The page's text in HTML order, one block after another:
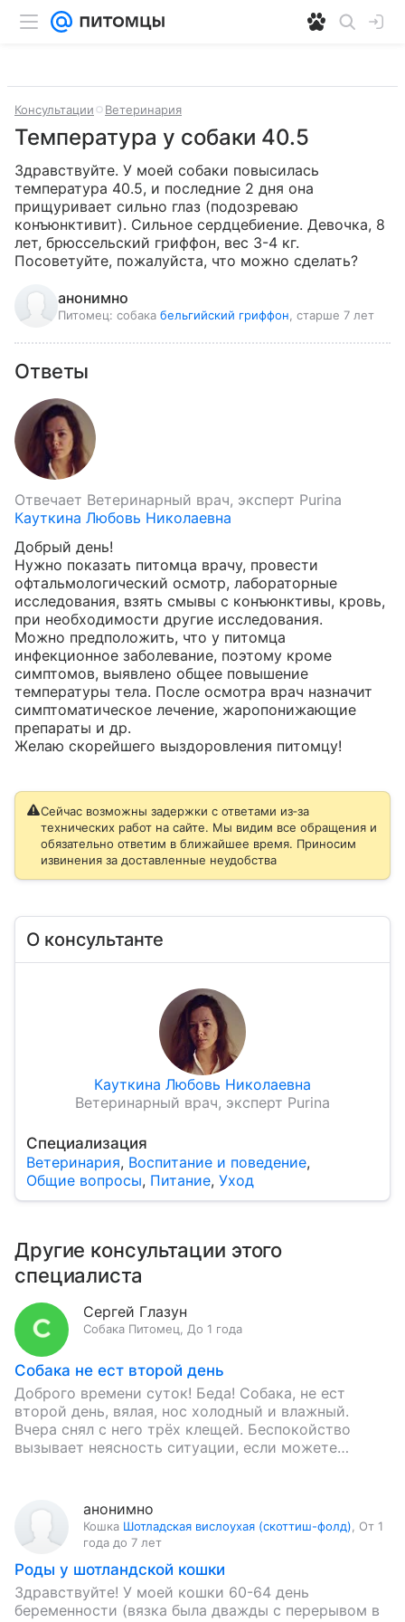
Консультации Ветеринария
Температура у собаки 40.5
Здравствуйте. У моей собаки повысилась
температура 40.5, и последние 2 дня она
прищуривает сильно глаз (подозреваю
конъюнктивит). Сильное сердцебиение. Девочка, 8
лет, брюссельский гриффон, вес 3-4 кг.
Посоветуйте, пожалуйста, что можно сделать?
анонимно
Питомец: собака бельгийский гриффон , старше 7 лет
Ответы
Отвечает Ветеринарный врач, эксперт Purina
Кауткина Любовь Николаевна
Добрый день!
Нужно показать питомца врачу, провести
офтальмологический осмотр, лабораторные
исследования, взять смывы с конъюнктивы, кровь,
при необходимости другие исследования.
Можно предположить, что у питомца
инфекционное заболевание, поэтому кроме
симптомов, выявлено общее повышение
температуры тела. После осмотра врач назначит
симптоматическое лечение, жаропонижающие
препараты и др.
Желаю скорейшего выздоровления питомцу!
Сейчас возможны задержки с ответами из‑за
технических работ на сайте. Мы видим все обращения и
обязательно ответим в ближайшее время. Приносим
извинения за доставленные неудобства
О консультанте
Кауткина Любовь Николаевна
Ветеринарный врач, эксперт Purina
Специализация
Ветеринария, Воспитание и поведение,
Общие вопросы, Питание, Уход
Другие консультации этого
специалиста
Сергей Глазун
Собака Питомец До 1 года
Собака не ест второй день
Доброго времени суток! Беда! Собака, не ест
второй день, вялая, нос холодный и влажный.
Вчера снял с него трёх клещей. Беспокойство
вызывает неясность ситуации, если можете
анонимно
Кошка Шотладская вислоухая (скоттиш-фолд)
От 1
года до 7 лет
Роды у шотландской кошки
Здравствуйте! У моей кошки 60-64 день
беременности (вязка была дважды с перерывом в